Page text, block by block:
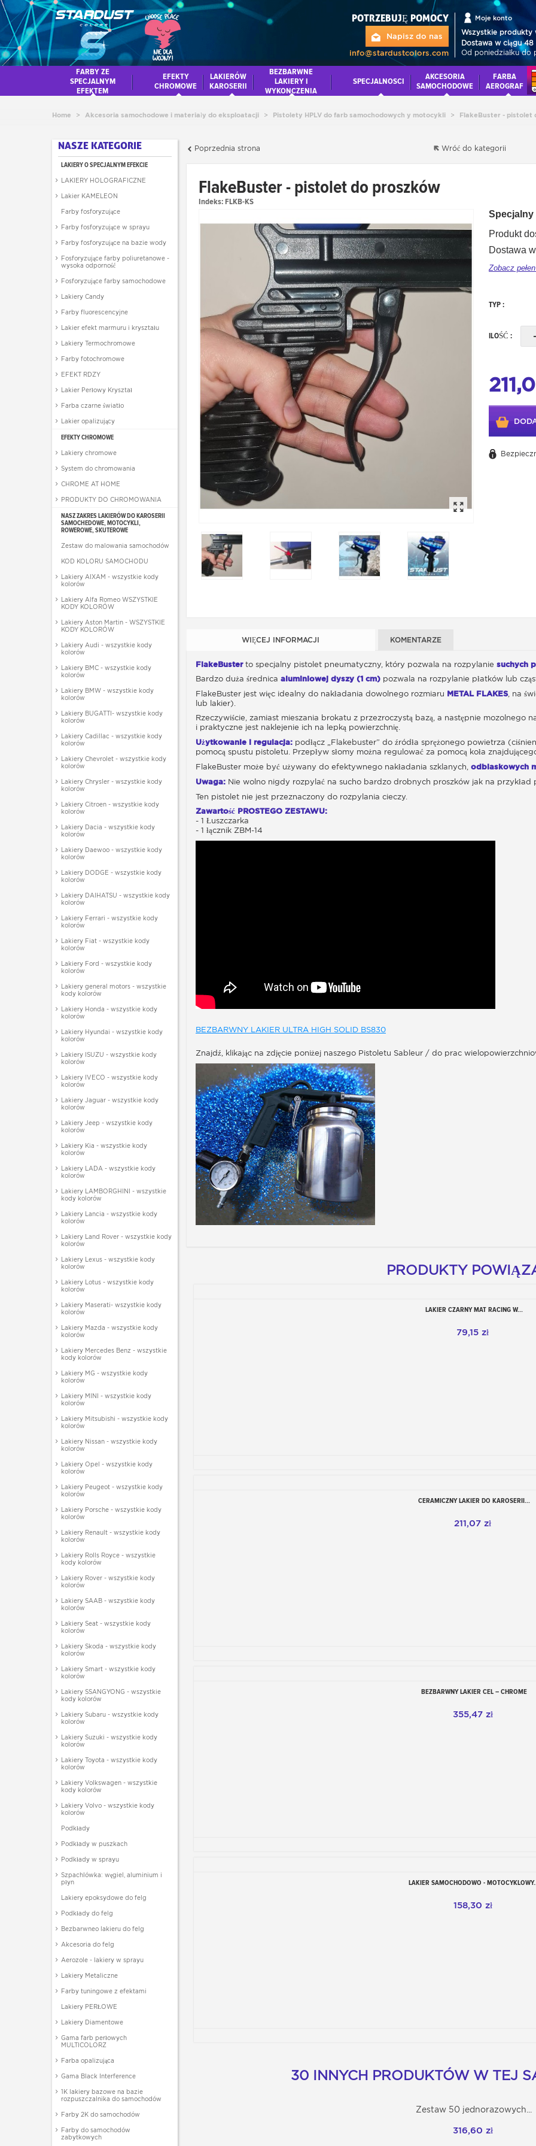
POTRZEBUJĘ POMOCY
Napisz do nas
info@stardustcolors.com
Moje konto
Wszystkie produkty
Dostawa w ciągu 48
Od poniedziałku
FARBY ZE
SPECJALNYM
EFEKTEM
EFEKTY
CHROMOWE
LAKIERÓW
KAROSERII
BEZBARWNE
LAKIERY I
WYKONCZENIA
SPECJALNOSCI
AKCESORIA
SAMOCHODOWE
FARBA
AEROGRAF
Home > Akcesoria samochodowe i materiały do eksploatacji > Pistolety HPLV do farb samochodowych y motocykli > FlakeBuster - pistolet
NASZE KATEGORIE
LAKIERY O SPECJALNYM EFEKCIE
LAKIERY HOLOGRAFICZNE
Lakier KAMELEON
Farby fosforyzujące
Farby fosforyzujące w sprayu
Farby fosforyzujące na bazie wody
Fosforyzujące farby poliuretanowe -
wysoka odporność
Fosforyzujące farby samochodowe
Lakiery Candy
Farby fluorescencyjne
Lakier efekt marmuru i kryształu
Lakiery Termochromowe
Farby fotochromowe
EFEKT RDZY
Lakier Perłowy Kryształ
Farba czarne światło
Lakier opalizujący
EFEKTY CHROMOWE
Lakiery chromowe
System do chromowania
CHROME AT HOME
PRODUKTY DO CHROMOWANIA
NASZ ZAKRES LAKIERÓW DO KAROSERII
SAMOCHEDOWE, MOTOCYKLI,
ROWEROWE, SKUTEROWE
Zestaw do malowania samochodów
KOD KOLORU SAMOCHODU
Lakiery AIXAM - wszystkie kody
kolorów
Lakiery Alfa Romeo WSZYSTKIE
KODY KOLORÓW
Lakiery Aston Martin - WSZYSTKIE
KODY KOLORÓW
Lakiery Audi - wszystkie kody
kolorów
Lakiery BMC - wszystkie kody
kolorów
Lakiery BMW - wszystkie kody
kolorów
Lakiery BUGATTI- wszystkie kody
kolorów
Lakiery Cadillac - wszystkie kody
kolorów
Lakiery Chevrolet - wszystkie kody
kolorów
Lakiery Chrysler - wszystkie kody
kolorów
Lakiery Citroen - wszystkie kody
kolorów
Lakiery Dacia - wszystkie kody
kolorów
Lakiery Daewoo - wszystkie kody
kolorów
Lakiery DODGE - wszystkie kody
kolorów
Lakiery DAIHATSU - wszystkie kody
kolorów
Lakiery Ferrari - wszystkie kody
kolorów
Lakiery Fiat - wszystkie kody
kolorów
Lakiery Ford - wszystkie kody
kolorów
Lakiery general motors - wszystkie
kody kolorów
Lakiery Honda - wszystkie kody
kolorów
Lakiery Hyundai - wszystkie kody
kolorów
Lakiery ISUZU - wszystkie kody
kolorów
Lakiery IVECO - wszystkie kody
kolorów
Lakiery Jaguar - wszystkie kody
kolorów
Lakiery Jeep - wszystkie kody
kolorów
Lakiery Kia - wszystkie kody
kolorów
Lakiery LADA - wszystkie kody
kolorów
Lakiery LAMBORGHINI - wszystkie
kody kolorów
Lakiery Lancia - wszystkie kody
kolorów
Lakiery Land Rover - wszystkie kody
kolorów
Lakiery Lexus - wszystkie kody
kolorów
Lakiery Lotus - wszystkie kody
kolorów
Lakiery Maserati- wszystkie kody
kolorów
Lakiery Mazda - wszystkie kody
kolorów
Lakiery Mercedes Benz - wszystkie
kody kolorów
Lakiery MG - wszystkie kody
kolorów
Lakiery MINI - wszystkie kody
kolorów
Lakiery Mitsubishi - wszystkie kody
kolorów
Lakiery Nissan - wszystkie kody
kolorów
Lakiery Opel - wszystkie kody
kolorów
Lakiery Peugeot - wszystkie kody
kolorów
Lakiery Porsche - wszystkie kody
kolorów
Lakiery Renault - wszystkie kody
kolorów
Lakiery Rolls Royce - wszystkie
kody kolorów
Lakiery Rover - wszystkie kody
kolorów
Lakiery SAAB - wszystkie kody
kolorów
Lakiery Seat - wszystkie kody
kolorów
Lakiery Skoda - wszystkie kody
kolorów
Lakiery Smart - wszystkie kody
kolorów
Lakiery SSANGYONG - wszystkie
kody kolorów
Lakiery Subaru - wszystkie kody
kolorów
Lakiery Suzuki - wszystkie kody
kolorów
Lakiery Toyota - wszystkie kody
kolorów
Lakiery Volkswagen - wszystkie
kody kolorów
Lakiery Volvo - wszystkie kody
kolorów
Podkłady
Podkłady w puszkach
Podkłady w sprayu
Szpachlówka: węgiel, aluminium i
płyn
Lakiery epoksydowe do felg
Podkłady do felg
Bezbarwneo lakieru do felg
Akcesoria do felg
Aerozole - lakiery w sprayu
Lakiery Metaliczne
Farby tuningowe z efektami
Lakiery PERŁOWE
Lakiery Diamentowe
Gama farb perłowych
MULTICOLORZ
Farba opalizująca
Gama Black Interference
1K lakiery bazowe na bazie
rozpuszczalnika do samochodów
Farby 2K do samochodów
Farby do samochodów
zabytkowych
Poprzednia strona Wróć do kategorii
FlakeBuster - pistolet do proszków
Indeks:FLKB-KS
Produkt
Dostawa
Zobacz
TYP :
ILOŚĆ :
WIĘCEJ INFORMACJI KOMENTARZE
FlakeBusterto specjalny pistolet pneumatyczny, który pozwala na rozpylanie suchych
Bardzo duża średnica aluminiowej dyszy (1 cm) pozwala na rozpylanie płatków lub
FlakeBuster jest więc idealny do nakładania dowolnego rozmiaru METAL FLAKES, na
lub lakier).
Rzeczywiście, zamiast mieszania brokatu z przezroczystą bazą, a następnie mozolnego
i praktyczne jest naklejenie ich na lepką powierzchnię.
Użytkowanie i regulacja: podłącz „Flakebuster” do źródła sprężonego powietrza
pomocą spustu pistoletu. Przepływ słomy można regulować za pomocą koła
FlakeBuster może być używany do efektywnego nakładania szklanych, odblaskowych
Uwaga: Nie wolno nigdy rozpylać na sucho bardzo drobnych proszków jak na przykład
Ten pistolet nie jest przeznaczony do rozpylania cieczy.
Zawartość PROSTEGO ZESTAWU:
- 1 Łuszczarka
- 1 łącznik ZBM-14
BEZBARWNY LAKIER ULTRA HIGH SOLID BS830
Znajdź, klikając na zdjęcie poniżej naszego Pistoletu Sableur / do prac
PRODUKTY
Dodaj do koszyka
LAKIER CZARNY MAT RACING W...
79,15 zł
View
CERAMICZNY LAKIER DO KAROSERII...
211,07 zł
Dodaj do koszyka
BEZBARWNY LAKIER CEL – CHROME
355,47 zł
Dodaj do koszyka
LAKIER SAMOCHODOWO -
158,30 zł
30 INNYCH PRODUKTÓW W TEJ
Dodaj do koszyka
Zestaw 50 jednorazowych...
316,60 zł